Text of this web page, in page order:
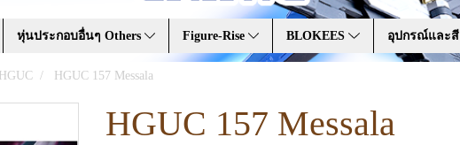
หุ่นประกอบอื่นๆ Others Figure-Rise BLOKEES อุปกรณ์และสี
HGUC HGUC 157 Messala
HGUC 157 Messala